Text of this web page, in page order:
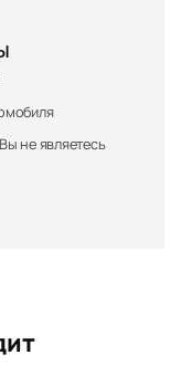
не являетесь